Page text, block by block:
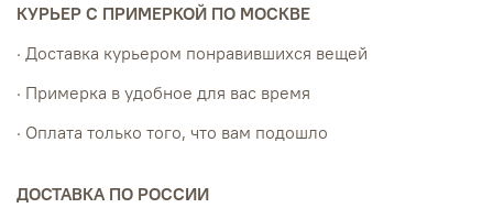
КУРЬЕР С ПРИМЕРКОЙ ПО МОСКВЕ
· Доставка курьером понравившихся вещей
· Примерка в удобное для вас время
· Оплата только того, что вам подошло
ДОСТАВКА ПО РОССИИ